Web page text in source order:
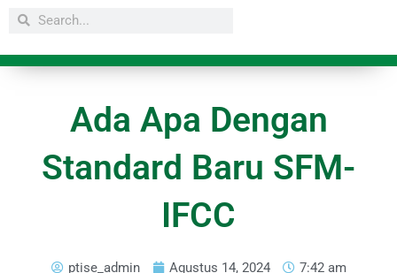
SearchSearch
Ada Apa Dengan
Standard Baru SFM-
IFCC
ptise_admin Agustus 14, 2024
7:42 am